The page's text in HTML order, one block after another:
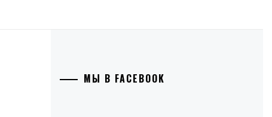
МЫ В FACEBOOK